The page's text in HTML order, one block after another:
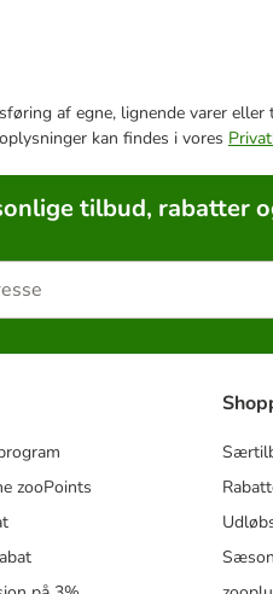
af egne, lignende varer
kan findes i vores
tilbud, rabatter
zooPoints